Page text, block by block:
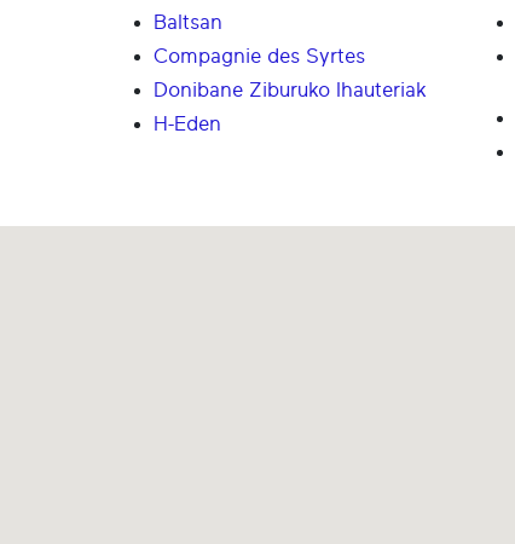
Baltsan
Compagnie des Syrtes
Donibane Ziburuko Ihauteriak
H-Eden